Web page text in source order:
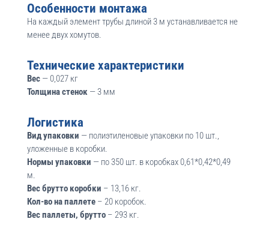
Особенности монтажа
На каждый элемент трубы длиной 3 м устанавливается не
менее двух хомутов.
Технические характеристики
Вес— 0,027 кг
Толщина стенок— 3 мм
Логистика
Вид упаковки — полиэтиленовые упаковки по 10 шт.,
уложенные в коробки.
Нормы упаковки — по 350 шт. в коробках 0,61*0,42*0,49
м.
Вес брутто коробки – 13,16 кг.
Кол-во на паллете– 20 коробок.
Вес паллеты, брутто– 293 кг.